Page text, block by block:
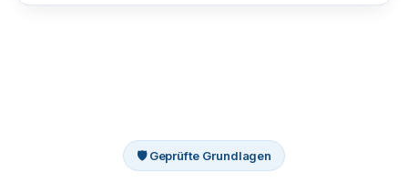
🛡 Geprüfte Grundlagen